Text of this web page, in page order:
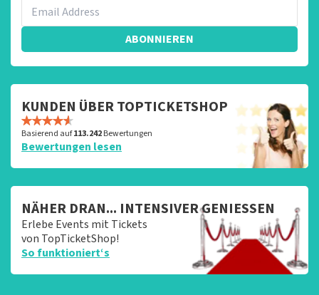
ABONNIEREN
KUNDEN ÜBER TOPTICKETSHOP
Basierend auf113.242Bewertungen
Bewertungen lesen
NÄHER DRAN... INTENSIVER GENIESSEN
Erlebe Events mit Tickets
von TopTicketShop!
So funktioniert‘s